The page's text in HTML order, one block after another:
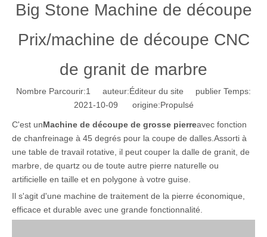
Big Stone Machine de découpe
Prix/machine de découpe CNC
de granit de marbre
Nombre Parcourir:1
auteur:Éditeur du site publier Temps:
2021-10-09 origine:Propulsé
C'est unMachine de découpe de grosse pierreavec fonction
de chanfreinage à 45 degrés pour la coupe de dalles.Assorti à
une table de travail rotative, il peut couper la dalle de granit, de
marbre, de quartz ou de toute autre pierre naturelle ou
artificielle en taille et en polygone à votre guise.
Il s'agit d'une machine de traitement de la pierre économique,
efficace et durable avec une grande fonctionnalité.